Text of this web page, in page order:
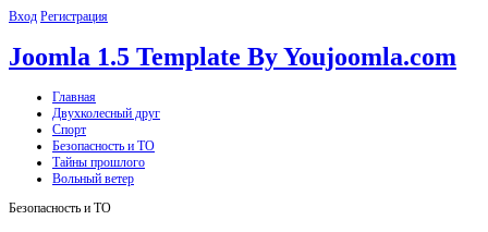
Вход Регистрация
Joomla 1.5 Template By Youjoomla.com
Главная
Двухколесный друг
Спорт
Безопасность и ТО
Тайны прошлого
Вольный ветер
Безопасность и ТО